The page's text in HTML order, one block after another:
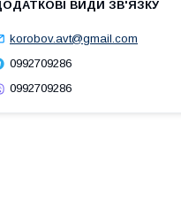
korobov.avt@gmail.com
0992709286
0992709286